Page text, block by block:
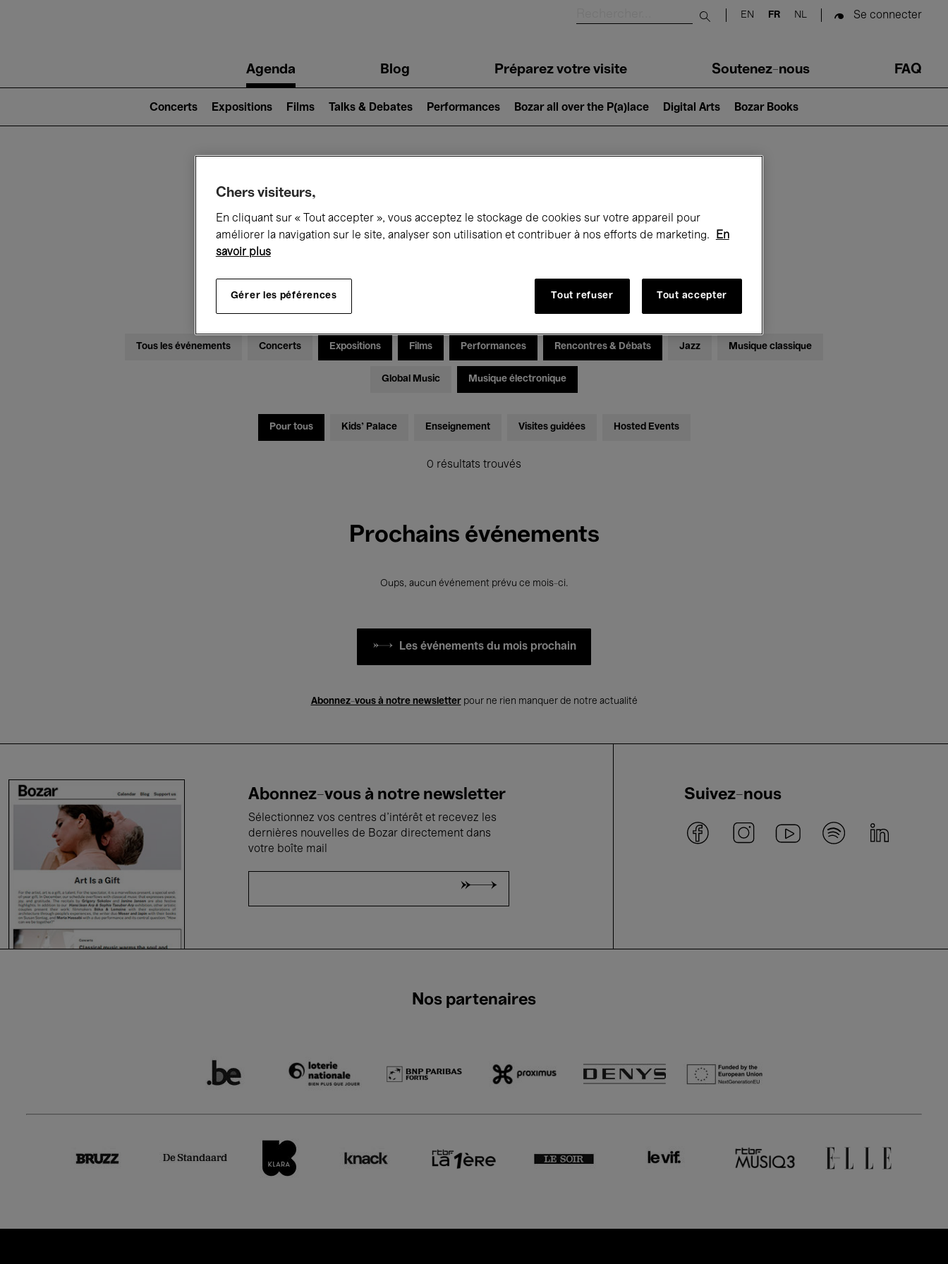
Submit search
EN FR NL Se connecter
navigationAgenda Blog Préparez votre visite Soutenez-nous FAQ
2)
Concerts Expositions Films Talks & Debates Performances Bozar all over the P(a)lace Digital Arts Bozar Books
Ce qui se passe à Bozar
Tous les événements Concerts Expositions Films Performances Rencontres & Débats Jazz Musique classique
Global Music Musique électronique
Pour tous Kids’ Palace Enseignement Visites guidées Hosted Events
0 résultats trouvés
Prochains événements
Oups, aucun événement prévu ce mois-ci.
Les événements du mois prochain
Abonnez-vous à notre newsletterpour ne rien manquer de notre actualité
Abonnez-vous à notre newsletter
Sélectionnez vos centres d'intérêt et recevez les
dernières nouvelles de Bozar directement dans
votre boîte mail
Suivez-nous
Nos partenaires
Chers visiteurs,
En cliquant sur « Tout accepter », vous acceptez le stockage de cookies sur votre appareil pour
améliorer la navigation sur le site, analyser son utilisation et contribuer à nos efforts de marketing.
En
savoir plus
Gérer les péférences Tout refuser Tout accepter